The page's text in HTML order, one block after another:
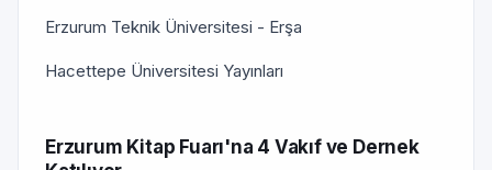
Erzurum Teknik Üniversitesi - Erşa
Hacettepe Üniversitesi Yayınları
Erzurum Kitap Fuarı'na 4 Vakıf ve Dernek